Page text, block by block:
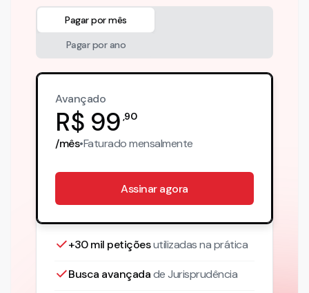
Pagar por mês
Pagar por ano
Avançado
R$ 99 ,90
/mês•Faturadomensalmente
Assinar agora
+30 mil petiçõesutilizadas na prática
Busca avançadade Jurisprudência